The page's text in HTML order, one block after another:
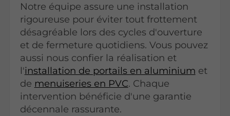
Notre équipe assure une installation
rigoureuse pour éviter tout frottement
désagréable lors des cycles d'ouverture
et de fermeture quotidiens. Vous pouvez
aussi nous confier la réalisation et
l'installation de portails en aluminium et
de menuiseries en PVC. Chaque
intervention bénéficie d'une garantie
décennale rassurante.